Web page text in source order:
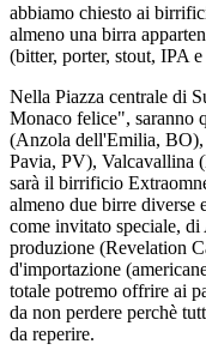
abbiamo chiesto ai
almeno una birra
(bitter, porter, stout, IPA
Nella Piazza centrale di
Monaco felice", saranno
(Anzola dell'Emilia, BO),
Pavia, PV), Valcavallina
sarà il birrificio
almeno due birre diverse
come invitato speciale,
produzione (Revelation
d'importazione
totale potremo offrire ai
da non perdere perchè
da reperire.